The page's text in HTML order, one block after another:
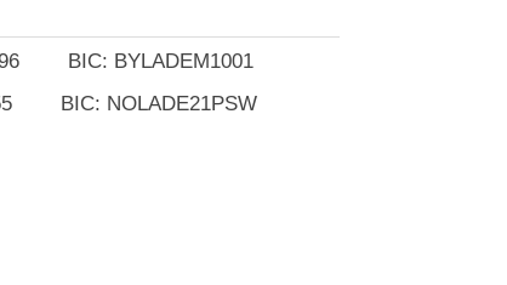
BIC: BYLADEM1001
BIC: NOLADE21PSW